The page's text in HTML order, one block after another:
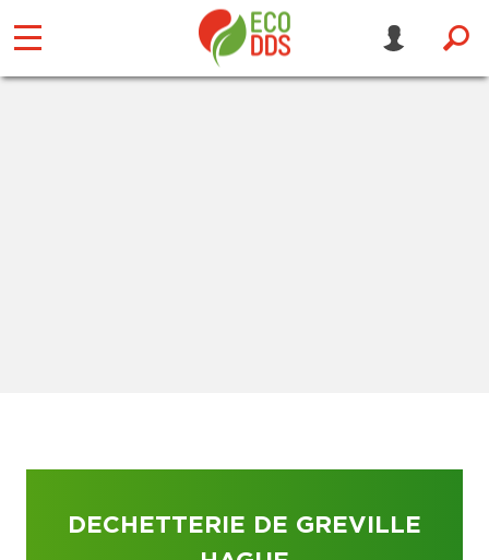
DECHETTERIE DE GREVILLE